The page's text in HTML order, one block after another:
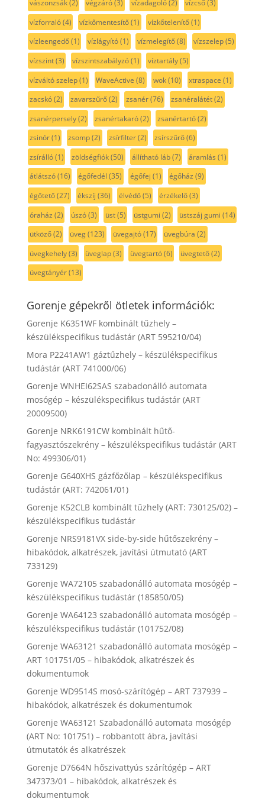
vászonzsák(2) végzáró(3) vízadagoló(2) vízcső(3)
vízforraló(4) vízkőmentesítő(1) vízkőtelenítő(1)
vízleengedő(1) vízlágyító(1) vízmelegítő(8) vízszelep(5)
vízszint(3) vízszintszabályzó(1) víztartály(5)
vízváltó szelep(1) WaveActive (8) wok(10) xtraspace (1)
zacskó(2) zavarszűrő(2) zsanér(76) zsanéralátét(2)
zsanérpersely(2) zsanértakaró(2) zsanértartó(2)
zsinór(1) zsomp(2) zsírfilter(2) zsírszűrő(6)
zsírálló(1) zöldségfiók(50) állítható láb(7) áramlás (1)
átlátszó(16) égőfedél (35) égőfej (1) égőház (9)
égőtető(27) ékszíj (36) élvédő(5) érzékelő(3)
óraház (2) úszó(3) üst(5) üstgumi (2) üstszáj gumi (14)
ütköző(2) üveg(123) üvegajtó(17) üvegbúra (2)
üvegkehely(3) üveglap(3) üvegtartó(6) üvegtető(2)
üvegtányér(13)
Gorenje gépekről ötletek információk:
Gorenje K6351WF kombinált tűzhely –
készülékspecifikus tudástár (ART 595210/04)
Mora P2241AW1 gáztűzhely – készülékspecifikus
tudástár (ART 741000/06)
Gorenje WNHEI62SAS szabadonálló automata
mosógép – készülékspecifikus tudástár (ART
20009500)
Gorenje NRK6191CW kombinált hűtő-
fagyasztószekrény – készülékspecifikus tudástár (ART
No: 499306/01)
Gorenje G640XHS gázfőzőlap – készülékspecifikus
tudástár (ART: 742061/01)
Gorenje K52CLB kombinált tűzhely (ART: 730125/02) –
készülékspecifikus tudástár
Gorenje NRS9181VX side-by-side hűtőszekrény –
hibakódok, alkatrészek, javítási útmutató (ART
733129)
Gorenje WA72105 szabadonálló automata mosógép –
készülékspecifikus tudástár (185850/05)
Gorenje WA64123 szabadonálló automata mosógép –
készülékspecifikus tudástár (101752/08)
Gorenje WA63121 szabadonálló automata mosógép –
ART 101751/05 – hibakódok, alkatrészek és
dokumentumok
Gorenje WD9514S mosó-szárítógép – ART 737939 –
hibakódok, alkatrészek és dokumentumok
Gorenje WA63121 Szabadonálló automata mosógép
(ART No: 101751) – robbantott ábra, javítási
útmutatók és alkatrészek
Gorenje D7664N hőszivattyús szárítógép – ART
347373/01 – hibakódok, alkatrészek és
dokumentumok